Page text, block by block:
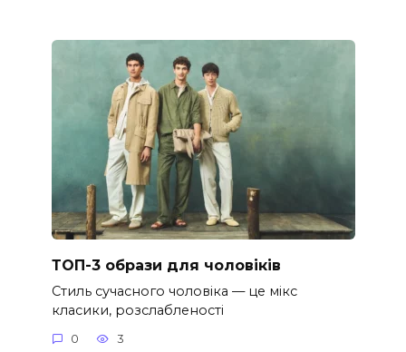
ТОП-3 образи для чоловіків
Стиль сучасного чоловіка — це мікс
класики, розслабленості
0 3